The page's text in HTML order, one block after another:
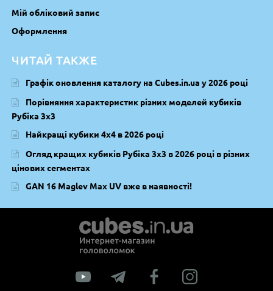
Мій обліковий запис
Оформлення
ЧИТАЙ ТАКЖЕ
Графік оновлення каталогу на Cubes.in.ua у 2026 році
Порівняння характеристик різних моделей кубиків
Рубіка 3х3
Найкращі кубики 4х4 в 2026 році
Огляд кращих кубиків Рубіка 3х3 в 2026 році в різних
цінових сегментах
GAN 16 Maglev Max UV вже в наявності!